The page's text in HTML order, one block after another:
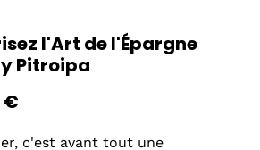
l'Art de l'Épargne
Pitroipa
€Prix
c'est avant tout une